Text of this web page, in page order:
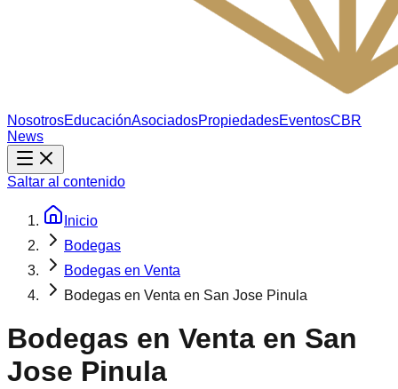
NosotrosEducaciónAsociadosPropiedadesEventosCBR
News
Saltar al contenido
Inicio
Bodegas
Bodegas en Venta
Bodegas en Venta en San Jose Pinula
Bodegas en Venta en San
Jose Pinula